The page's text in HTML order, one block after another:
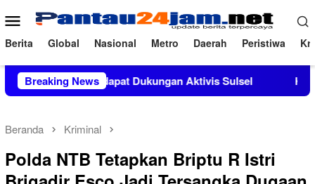
ke
konten
Menu
Mobile
Berita Global Nasional Metro Daerah Peristiwa
Breaking News
Mendapat Dukungan Aktivis Sulsel Kapolres
Beranda Kriminal
Polda NTB Tetapkan Briptu R Istri